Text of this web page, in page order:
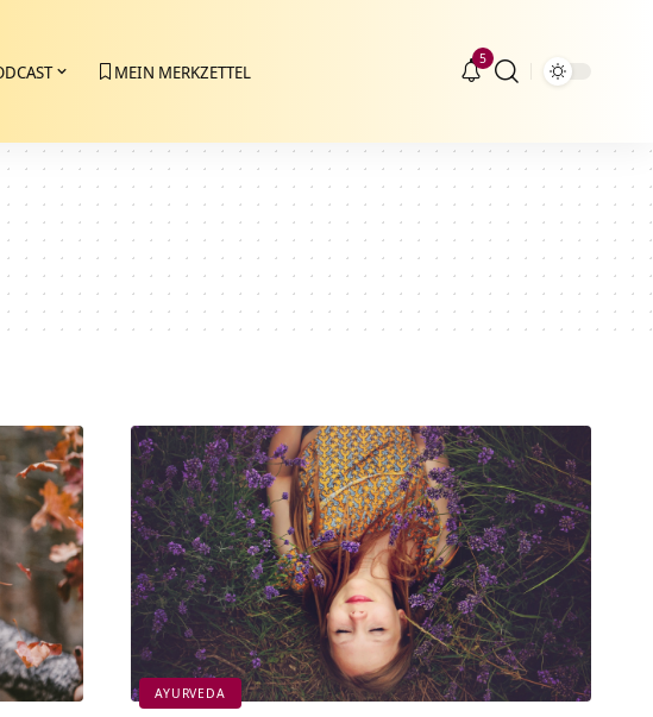
MEIN MERKZETTEL
5
AYURVEDA